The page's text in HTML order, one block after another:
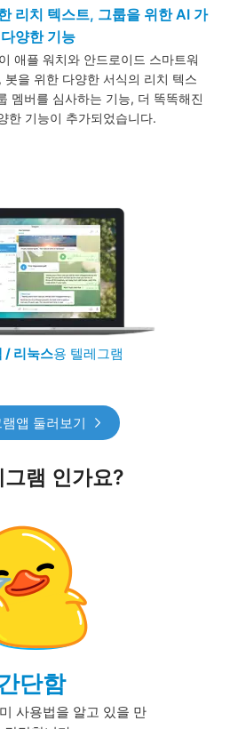
리치 텍스트, 그룹을 위한 AI 가
양한 기능
애플 워치와 안드로이드 스마트워
을 위한 다양한 서식의 리치 텍스
멤버를 심사하는 기능, 더 똑똑해진
한 기능이 추가되었습니다.
/ 리눅스용 텔레그램
앱 둘러보기
그램 인가요?
단함
사용법을 알고 있을 만